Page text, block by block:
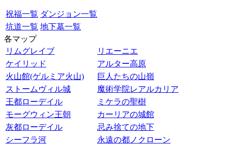
祝福一覧 ダンジョン一覧
坑道一覧 地下墓一覧
各マップ
リムグレイブ
リエーニエ
ケイリッド
アルター高原
火山館(ゲルミア火山)
巨人たちの山嶺
ストームヴィル城
魔術学院レアルカリア
王都ローデイル
ミケラの聖樹
モーグウィン王朝
カーリアの城館
灰都ローデイル
忌み捨ての地下
シーフラ河
永遠の都ノクローン